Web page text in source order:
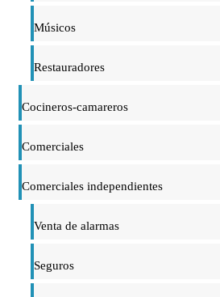
Músicos
Restauradores
Cocineros-camareros
Comerciales
Comerciales independientes
Venta de alarmas
Seguros